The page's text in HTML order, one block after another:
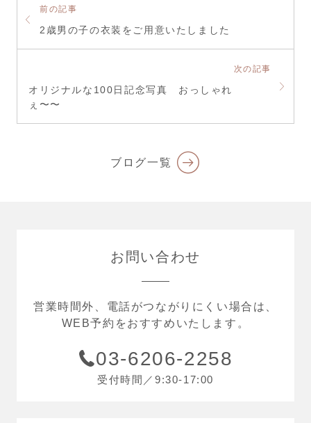
前の記事
2歳男の子の衣装をご用意いたしました
次の記事
オリジナルな100日記念写真 おっしゃれ
ぇ〜〜
ブログ一覧
お問い合わせ
営業時間外、電話がつながりにくい場合は、
WEB予約をおすすめいたします。
03-6206-2258
受付時間／9:30-17:00